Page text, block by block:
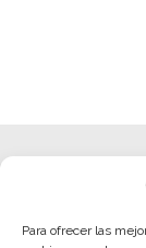
Para ofrecer las